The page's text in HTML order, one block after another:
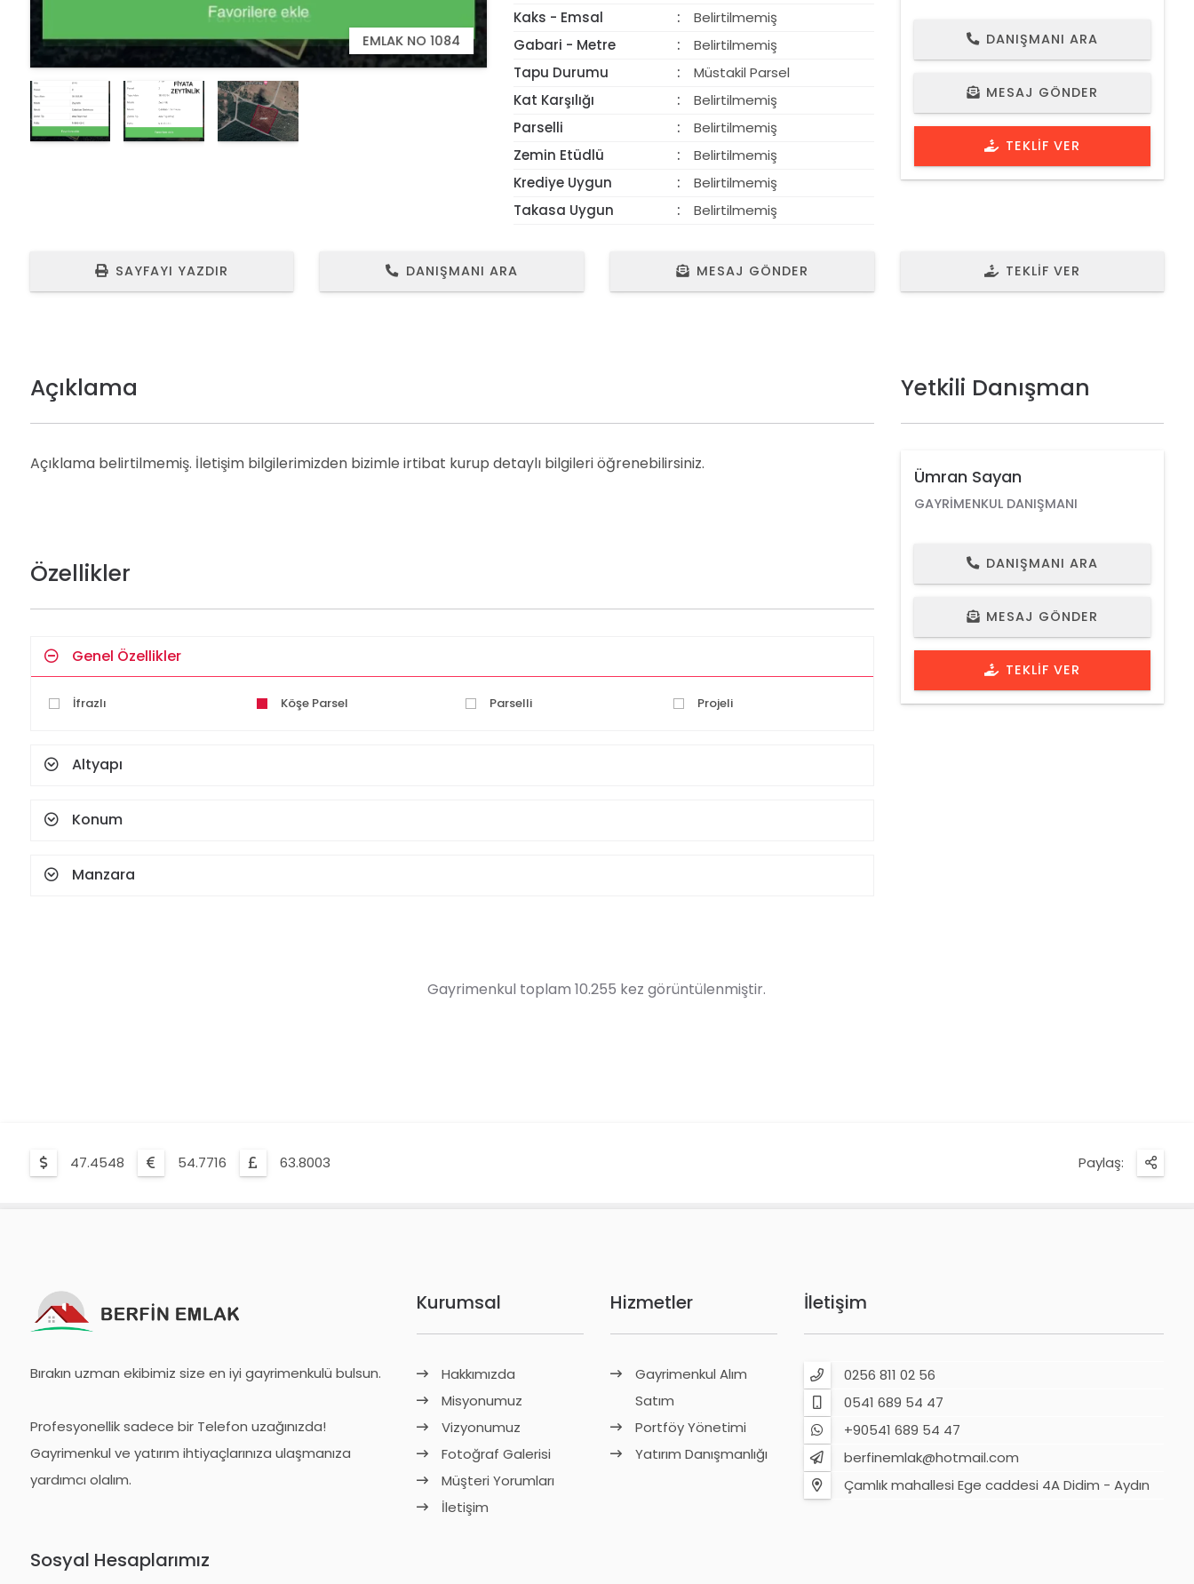
EMLAK NO 1084
EMLAK NO 1084
Kaks - Emsal
Belirtilmemiş
Gabari - Metre
Belirtilmemiş
Tapu Durumu
Müstakil Parsel
Kat Karşılığı
Belirtilmemiş
Parselli
Belirtilmemiş
Zemin Etüdlü
Belirtilmemiş
Krediye Uygun
Belirtilmemiş
Takasa Uygun
Belirtilmemiş
DANIŞMANI ARA
MESAJ GÖNDER
TEKLIF VER
SAYFAYI YAZDIR DANIŞMANI ARA MESAJ GÖNDER TEKLIF VER
Açıklama
Açıklama belirtilmemiş. İletişim bilgilerimizden bizimle irtibat kurup detaylı bilgileri öğrenebilirsiniz.
Özellikler
Genel Özellikler
İfrazlı Köşe Parsel Parselli Projeli
Altyapı
Konum
Manzara
Yetkili Danışman
Ümran Sayan
GAYRIMENKUL DANIŞMANI
DANIŞMANI ARA
MESAJ GÖNDER
TEKLIF VER
Gayrimenkul toplam 10.255 kez görüntülenmiştir.
47.4548 54.7716 63.8003 Paylaş:
Bırakın uzman ekibimiz size en iyi gayrimenkulü bulsun.
Profesyonellik sadece bir Telefon uzağınızda!
Gayrimenkul ve yatırım ihtiyaçlarınıza ulaşmanıza
yardımcı olalım.
Sosyal Hesaplarımız
Kurumsal
Hakkımızda
Misyonumuz
Vizyonumuz
Fotoğraf Galerisi
Müşteri Yorumları
İletişim
Hizmetler
Gayrimenkul Alım
Satım
Portföy Yönetimi
Yatırım Danışmanlığı
İletişim
0256 811 02 56
0541 689 54 47
+90541 689 54 47
berfinemlak@hotmail.com
Çamlık mahallesi Ege caddesi 4A Didim - Aydın